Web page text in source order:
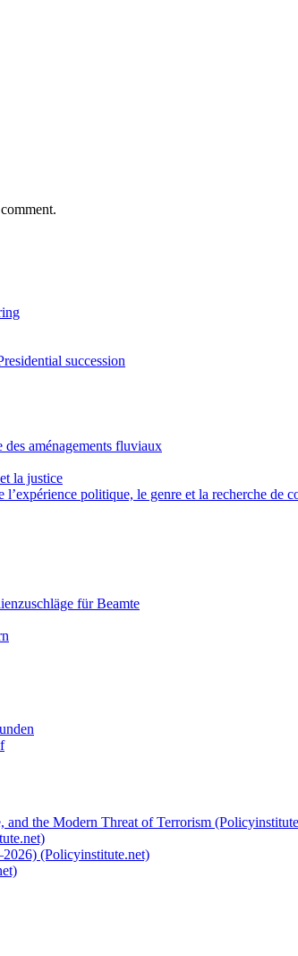
succession
aménagements fluviaux
la justice
politique, le genre et la recherche de
für Beamte
the Modern Threat of Terrorism
(Policyinstitute.net)